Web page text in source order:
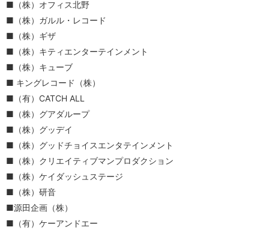
（株）オフィス北野
（株）ガルル・レコード
（株）ギザ
（株）キティエンターテインメント
（株）キューブ
キングレコード（株）
（有）CATCH ALL
（株）グアダループ
（株）グッデイ
（株）グッドチョイスエンタテインメント
（株）クリエイティブマンプロダクション
（株）ケイダッシュステージ
（株）研音
源田企画（株）
（有）ケーアンドエー